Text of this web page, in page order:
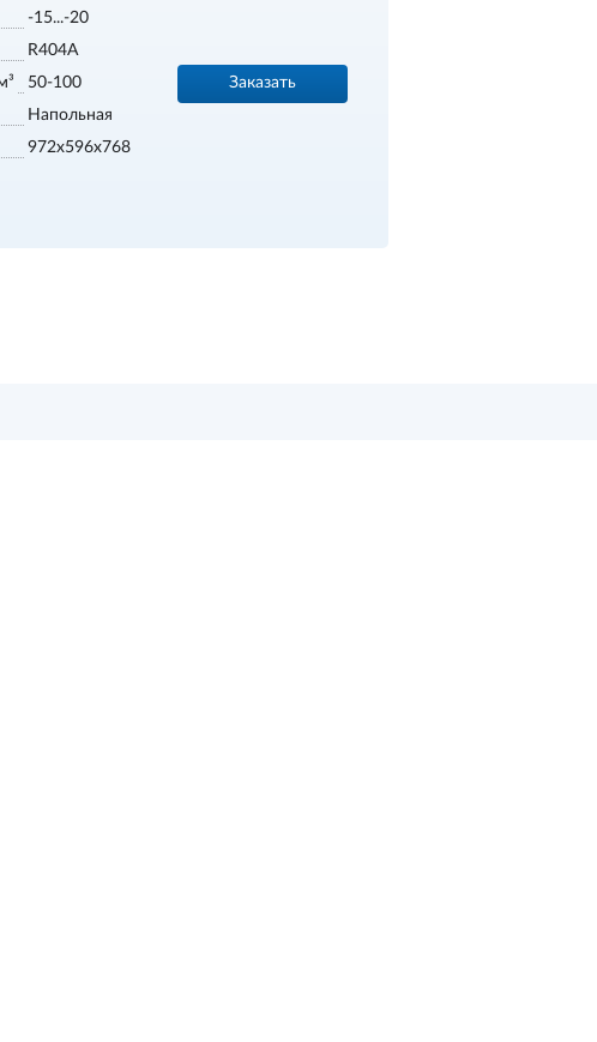
-15...-20
R404A
50-100
Напольная
972x596x768
Заказать